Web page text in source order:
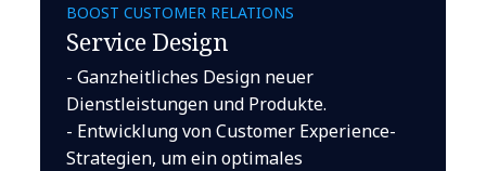
BOOST CUSTOMER RELATIONS
Service Design
- Ganzheitliches Design neuer
Dienstleistungen und Produkte.
- Entwicklung von Customer Experience-
Strategien, um ein optimales